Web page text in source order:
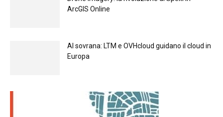
ArcGIS Online
Al sovrana: LTM е OVHcloud guidano il cloud in
Europа